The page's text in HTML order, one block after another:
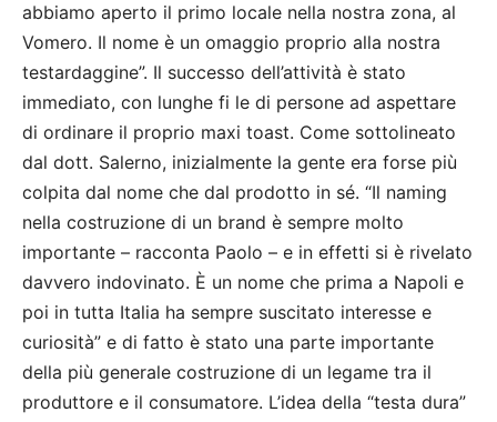
abbiamo aperto il primo locale nella nostra zona, al
Vomero. Il nome è un omaggio proprio alla nostra
testardaggine”. Il successo dell’attività è stato
immediato, con lunghe fi le di persone ad aspettare
di ordinare il proprio maxi toast. Come sottolineato
dal dott. Salerno, inizialmente la gente era forse più
colpita dal nome che dal prodotto in sé. “Il naming
nella costruzione di un brand è sempre molto
importante – racconta Paolo – e in effetti si è rivelato
davvero indovinato. È un nome che prima a Napoli e
poi in tutta Italia ha sempre suscitato interesse e
curiosità” e di fatto è stato una parte importante
della più generale costruzione di un legame tra il
produttore e il consumatore. L’idea della “testa dura”